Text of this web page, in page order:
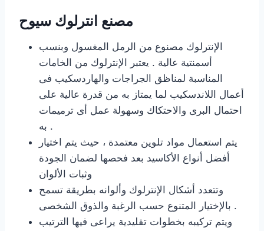
مصنع انترلوك سيوح
الإنترلوك مصنوع من الرمل المغسول وبنسب
أسمنتية عالية . يعتبر الإنترلوك من الخامات
المناسبة لمناظق الجراجات والهاردسكيب فى
أعمال اللاندسكيب لما يمتاز به من قدرة عالية على
احتمال البرى والاحتكاك وسهولة عمل أى ترميمات
به .
يتم استعمال مواد تلوين معتمدة ، حيث يتم اختيار
أفضل أنواع الأكاسيد بعد فحصها لضمان الجودة
وثبات الألوان
وتتعدد أشكال الإنترلوك وألوانه بطريقة تسمح
بالإختيار المتنوع حسب الرغبة والذوق الشخصى .
ويتم تركيبه بخطوات تقليدية يراعى فيها الترتيب